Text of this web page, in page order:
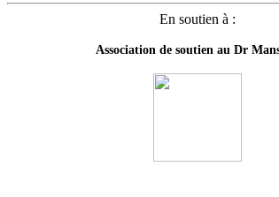
En soutien à :
Association de soutien au Dr